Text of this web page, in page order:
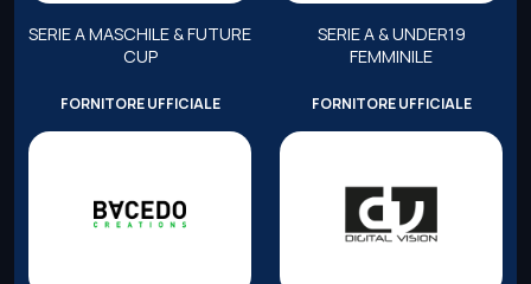
SERIE A MASCHILE & FUTURE
CUP
SERIE A & UNDER19
FEMMINILE
FORNITORE UFFICIALE FORNITORE UFFICIALE